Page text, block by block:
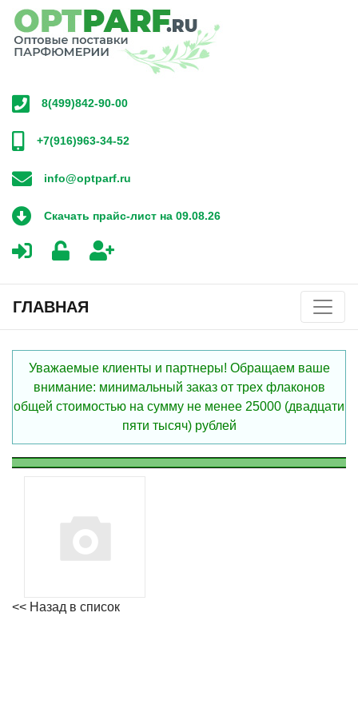
8(499)842-90-00
+7(916)963-34-52
info@optparf.ru
Скачать прайс-лист на 09.08.26
ГЛАВНАЯ
Уважаемые клиенты и партнеры! Обращаем ваше
внимание: минимальный заказ от трех флаконов
общей стоимостью на сумму не менее 25000 (двадцати
пяти тысяч) рублей
<< Назад в список